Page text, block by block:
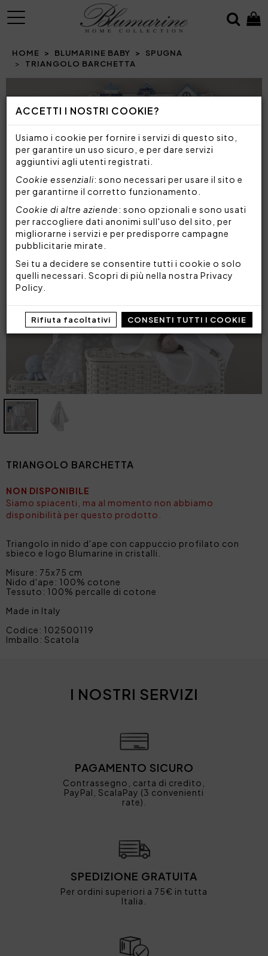
ACCETTI I NOSTRI COOKIE?
Usiamo i cookie per fornire i servizi di questo sito,
per garantire un uso sicuro, e per dare servizi
aggiuntivi agli utenti registrati.
Cookie essenziali: sono necessari per usare il sito e
per garantirne il corretto funzionamento.
Cookie di altre aziende: sono opzionali e sono usati
per raccogliere dati anonimi sull'uso del sito, per
migliorarne i servizi e per predisporre campagne
pubblicitarie mirate.
Sei tu a decidere se consentire tutti i cookie o solo
quelli necessari. Scopri di più nella nostra Privacy
Policy
Rifiuta facoltativi CONSENTI TUTTI I COOKIE
MENU
HOME BLUMARINE BABY
SPUGNA
TRIANGOLO BARCHETTA
Prev
TRIANGOLO BARCHETTA
NON DISPONIBILE
Siamo spiacenti, ma al momento non abbiamo
disponibilità per questo prodotto.
Triangolo in nido d'ape con cappuccio profilato con
sbieco e logo Blumarine in cristalli.
Misure: 75x75 cm
Nido d'ape: 100% cotone
Tessuto: 100% percalle di cotone
Made in Italy
Codice: 102500119
Imballo: Scatola
I NOSTRI SERVIZI
PAGAMENTO SICURO
Contrassegno, carta di credito,
PayPal, ScalaPay (3 convenienti
rate).
SPEDIZIONE GRATUITA
Per ordini superiori a 75€ in tutta
Italia.